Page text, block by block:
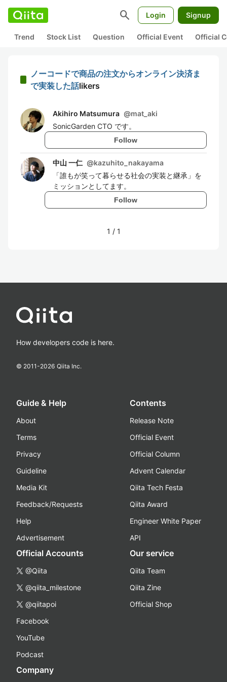
search Login Signup
Trend Stock List Question Official Event Official
ノーコードで商品の注文からオンライン決済ま
で実装した話likers
Akihiro Matsumura @mat_aki
SonicGarden CTO です。
Follow
中山 一仁 @kazuhito_nakayama
「誰もが笑って暮らせる社会の実装と継承」を
ミッションとしてます。
Follow
1 / 1
How developers code is here.
© 2011-2026 Qiita Inc.
Guide & Help
About
Terms
Privacy
Guideline
Media Kit
Feedback/Requests
Help
Advertisement
Contents
Release Note
Official Event
Official Column
Advent Calendar
Qiita Tech Festa
Qiita Award
Engineer White Paper
API
Official Accounts
@Qiita
@qiita_milestone
@qiitapoi
Facebook
YouTube
Podcast
Our service
Qiita Team
Qiita Zine
Official Shop
Company